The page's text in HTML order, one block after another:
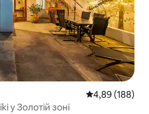
Середня
4,89 (188)
у Золотій зоні